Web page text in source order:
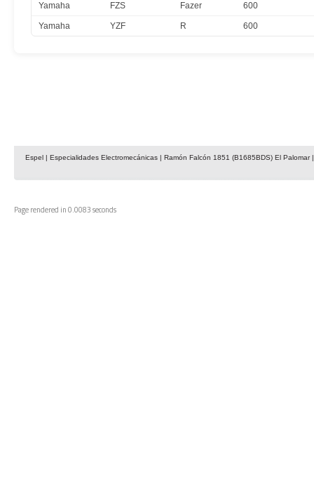
Yamaha FZS Fazer 600
Yamaha YZF R 600
Espel | Especialidades Electromecánicas | Ramón Falcón 1851 (B1685BDS) El
Page rendered in 0.0083 seconds